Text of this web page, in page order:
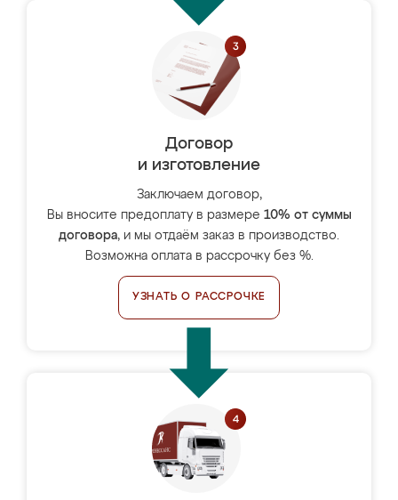
Договор
и изготовление
Заключаем договор,
Вы вносите предоплату в размере 10% от суммы
договора, и мы отдаём заказ в производство.
Возможна оплата в рассрочку без %.
УЗНАТЬ О РАССРОЧКЕ